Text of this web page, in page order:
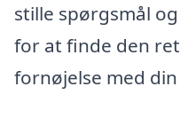
stille spørgsmål
for at finde den
fornøjelse med